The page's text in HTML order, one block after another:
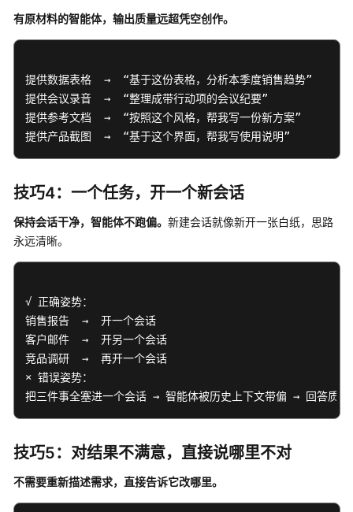
体
运
运
维
OfficeAce
更
新
说
品
介
绍
计
费
装
并
有原材料的智能体，输出质量远超凭空创作。
提供数据表格  →  “基于这份表格，分析本季度销售趋势”
提供会议录音  →  “整理成带行动项的会议纪要”
提供参考文档  →  “按照这个风格，帮我写一份新方案”
提供产品截图  →  “基于这个界面，帮我写使用说明”
技巧4：一个任务，开一个新会话
保持会话干净，智能体不跑偏。 新建会话就像新开一张白纸，思路
永远清晰。
√ 正确姿势：
销售报告  →  开一个会话
客户邮件  →  开另一个会话
竞品调研  →  再开一个会话
× 错误姿势：
把三件事全塞进一个会话 → 智能体被历史上下文带偏 → 回答质
技巧5：对结果不满意，直接说哪里不对
不需要重新描述需求，直接告诉它改哪里。